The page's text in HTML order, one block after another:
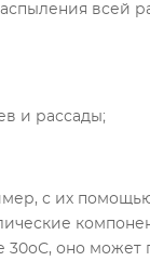
и рассады;
с их
оно может